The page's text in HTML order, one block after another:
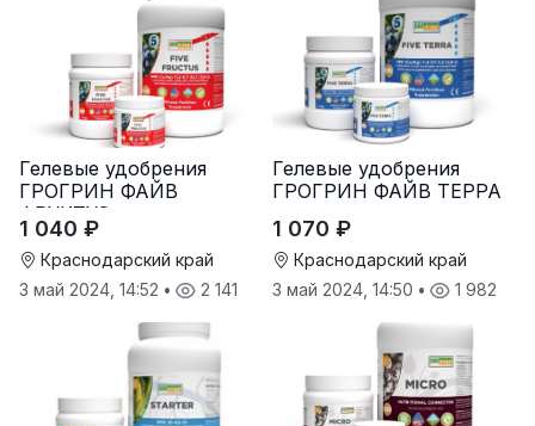
Гелевые удобрения
ГРОГРИН ФАЙВ
ФРУКТУС
1 040 ₽
Краснодарский край
3 май 2024, 14:52 • 2 141
Гелевые удобрения
ГРОГРИН ФАЙВ ТЕРРА
1 070 ₽
Краснодарский край
3 май 2024, 14:50 • 1 982